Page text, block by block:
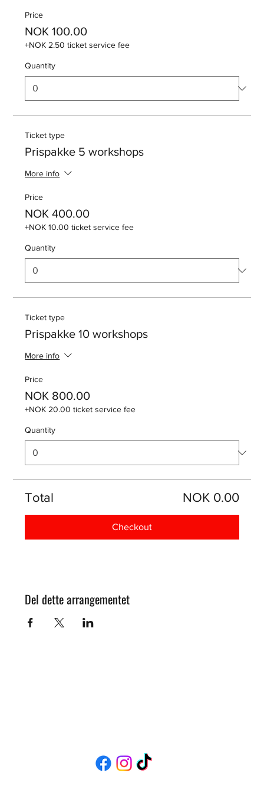
Price
NOK 100.00
+NOK 2.50 ticket service fee
Quantity
Ticket type
Prispakke 5 workshops
More info
Price
NOK 400.00
+NOK 10.00 ticket service fee
Quantity
Ticket type
Prispakke 10 workshops
More info
Price
NOK 800.00
+NOK 20.00 ticket service fee
Quantity
Total NOK 0.00
Checkout
Del dette arrangementet